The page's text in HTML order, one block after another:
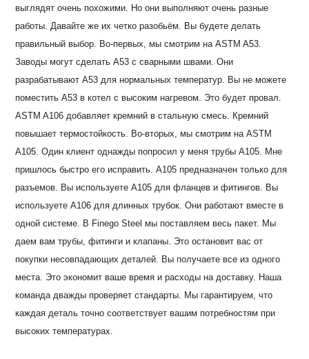
выглядят очень похожими. Но они выполняют очень разные
работы. Давайте же их четко разобьём. Вы будете делать
правильный выбор. Во-первых, мы смотрим на ASTM A53.
Заводы могут сделать А53 с сварными швами. Они
разрабатывают A53 для нормальных температур. Вы не можете
поместить A53 в котел с высоким нагревом. Это будет провал.
ASTM A106 добавляет кремний в стальную смесь. Кремний
повышает термостойкость. Во-вторых, мы смотрим на ASTM
A105. Один клиент однажды попросил у меня трубы А105. Мне
пришлось быстро его исправить. A105 предназначен только для
разъемов. Вы используете A105 для фланцев и фитингов. Вы
используете A106 для длинных трубок. Они работают вместе в
одной системе. В Finego Steel мы поставляем весь пакет. Мы
даем вам трубы, фитинги и клапаны. Это остановит вас от
покупки несовпадающих деталей. Вы получаете все из одного
места. Это экономит ваше время и расходы на доставку. Наша
команда дважды проверяет стандарты. Мы гарантируем, что
каждая деталь точно соответствует вашим потребностям при
высоких температурах.